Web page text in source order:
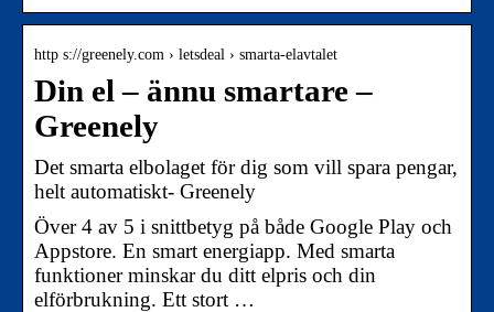
http s://greenely.com › letsdeal › smarta-elavtalet
Din el – ännu smartare –
Greenely
Det smarta elbolaget för dig som vill spara pengar,
helt automatiskt- Greenely
Över 4 av 5 i snittbetyg på både Google Play och
Appstore. En smart energiapp. Med smarta
funktioner minskar du ditt elpris och din
elförbrukning. Ett stort …